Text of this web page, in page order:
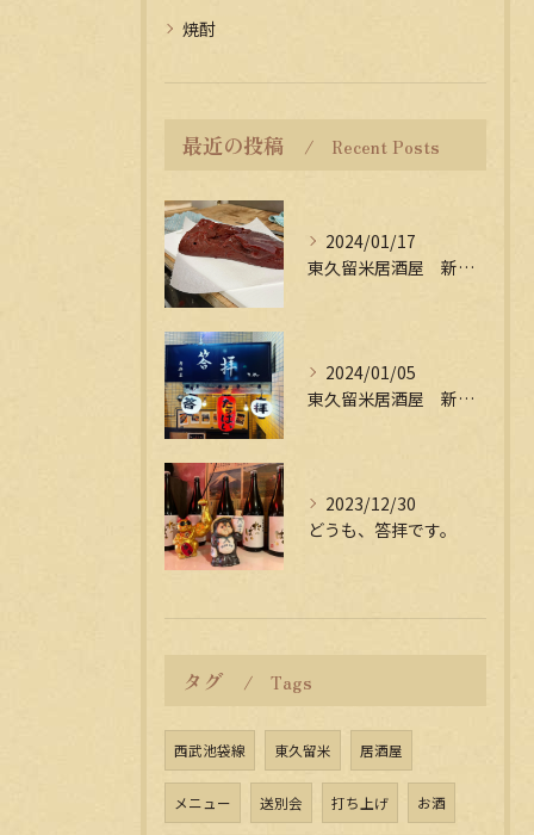
焼酎
最近の投稿 Recent Posts
2024/01/17
東久留米居酒屋 新年会受付中
2024/01/05
東久留米居酒屋 新年会受付中
2023/12/30
どうも、答拝です。
タグ Tags
西武池袋線 東久留米 居酒屋
メニュー 送別会 打ち上げ お酒